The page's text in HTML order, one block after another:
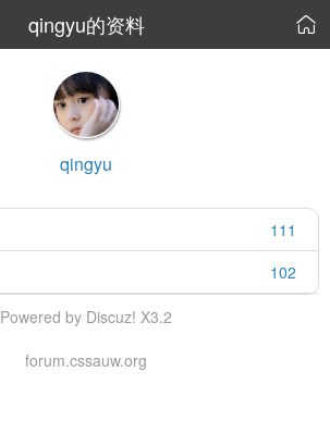
qingyu的资料 
qingyu
111
102
Powered by Discuz! X3.2
forum.cssauw.org